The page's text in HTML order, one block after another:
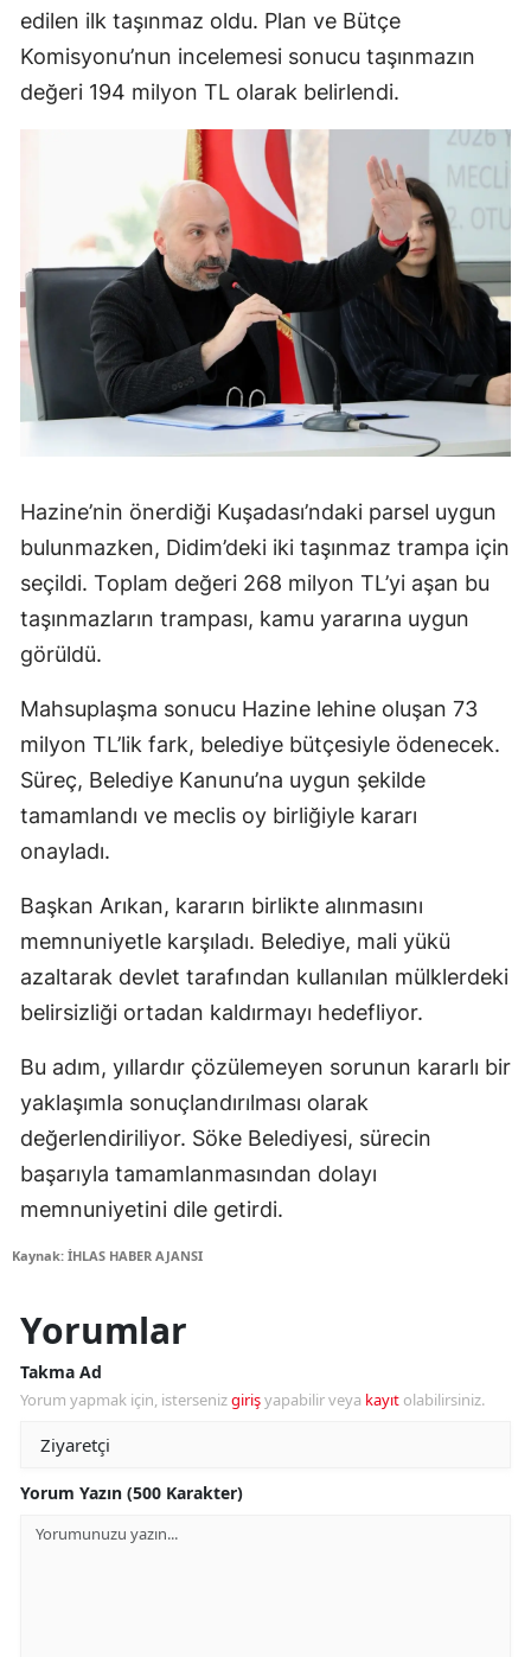
edilen ilk taşınmaz oldu. Plan ve Bütçe
Komisyonu’nun incelemesi sonucu taşınmazın
değeri 194 milyon TL olarak belirlendi.
Hazine’nin önerdiği Kuşadası’ndaki parsel uygun
bulunmazken, Didim’deki iki taşınmaz trampa için
seçildi. Toplam değeri 268 milyon TL’yi aşan bu
taşınmazların trampası, kamu yararına uygun
görüldü.
Mahsuplaşma sonucu Hazine lehine oluşan 73
milyon TL’lik fark, belediye bütçesiyle ödenecek.
Süreç, Belediye Kanunu’na uygun şekilde
tamamlandı ve meclis oy birliğiyle kararı
onayladı.
Başkan Arıkan, kararın birlikte alınmasını
memnuniyetle karşıladı. Belediye, mali yükü
azaltarak devlet tarafından kullanılan mülklerdeki
belirsizliği ortadan kaldırmayı hedefliyor.
Bu adım, yıllardır çözülemeyen sorunun kararlı bir
yaklaşımla sonuçlandırılması olarak
değerlendiriliyor. Söke Belediyesi, sürecin
başarıyla tamamlanmasından dolayı
memnuniyetini dile getirdi.
Kaynak: İHLAS HABER AJANSI
Yorumlar
Takma Ad
Yorum yapmak için, istersenizgirişyapabilir veya kayıt olabilirsiniz.
Yorum Yazın (500 Karakter)